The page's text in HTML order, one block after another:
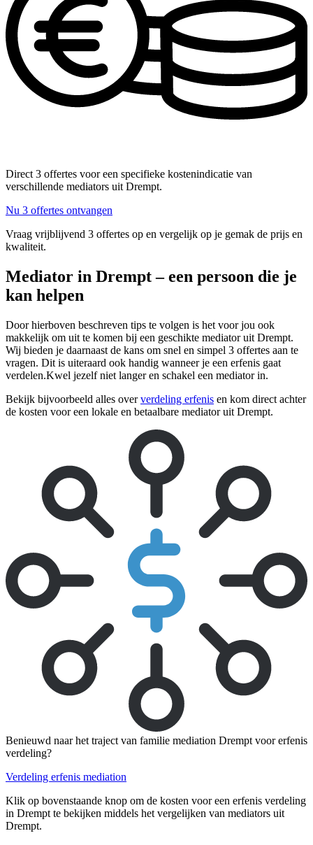
Direct 3 offertes voor een specifieke kostenindicatie van
verschillende mediators uit Drempt.
Nu 3 offertes ontvangen
Vraag vrijblijvend 3 offertes op en vergelijk op je gemak de prijs en
kwaliteit.
Mediator in Drempt – een persoon die je
kan helpen
Door hierboven beschreven tips te volgen is het voor jou ook
makkelijk om uit te komen bij een geschikte mediator uit Drempt.
Wij bieden je daarnaast de kans om snel en simpel 3 offertes aan te
vragen. Dit is uiteraard ook handig wanneer je een erfenis gaat
verdelen.Kwel jezelf niet langer en schakel een mediator in.
Bekijk bijvoorbeeld alles oververdeling erfenis en kom direct achter
de kosten voor een lokale en betaalbare mediator uit Drempt.
Benieuwd naar het traject van familie mediation Drempt voor erfenis
verdeling?
Verdeling erfenis mediation
Klik op bovenstaande knop om de kosten voor een erfenis verdeling
in Drempt te bekijken middels het vergelijken van mediators uit
Drempt.